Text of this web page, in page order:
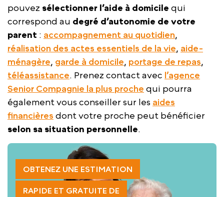
pouvez sélectionner l’aide à domicile qui
correspond au degré d’autonomie de votre
parent : accompagnement au quotidien,
réalisation des actes essentiels de la vie, aide-
ménagère, garde à domicile, portage de repas,
téléassistance. Prenez contact avec l’agence
Senior Compagnie la plus proche qui pourra
également vous conseiller sur les aides
financières dont votre proche peut bénéficier
selon sa situation personnelle.
OBTENEZ UNE ESTIMATION
RAPIDE ET GRATUITE DE